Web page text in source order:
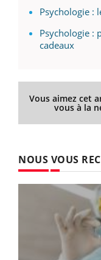
Psychologie :
Psychologie :
cadeaux
Vous aimez cet
vous à la
NOUS VOUS